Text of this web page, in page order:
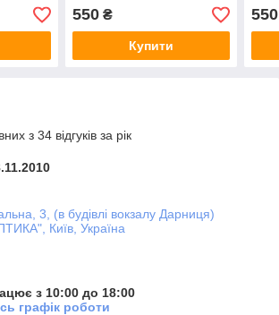
550₴
Купити
550
з 34 відгуків за рік
3, (в будівлі вокзалу Дарниця)
Київ, Україна
з 10:00 до 18:00
графік роботи